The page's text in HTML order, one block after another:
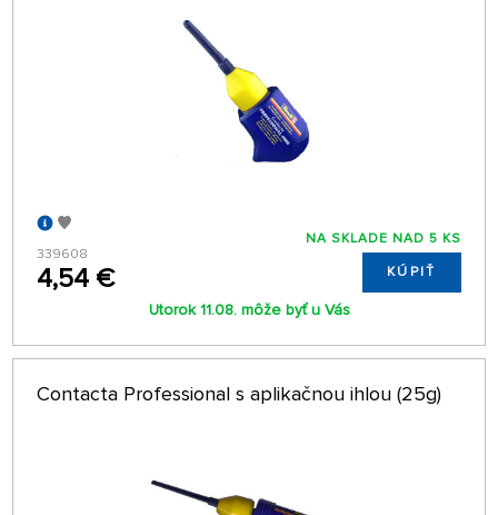
339608
4,54 €
NA SKLADE NAD 5 KS
KÚPIŤ
Utorok 11.08. môže byť u Vás
Contacta Professional s aplikačnou ihlou (25g)